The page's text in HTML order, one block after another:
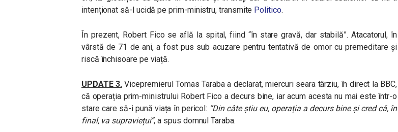
intenționat să-l ucidă pe prim-ministru, transmite Politico.
În prezent, Robert Fico se află la spital, fiind “în stare gravă, dar stabilă”. Atacatorul, în
vârstă de 71 de ani, a fost pus sub acuzare pentru tentativă de omor cu premeditare și
riscă închisoare pe viață.
UPDATE 3.Vicepremierul Tomas Taraba a declarat, miercuri seara târziu, în direct la BBC,
că operația prim-ministrului Robert Fico a decurs bine, iar acum acesta nu mai este într-o
stare care să-i pună viața în pericol: “Din câte știu eu, operația a decurs bine și cred că, în
final, va supraviețui”, a spus domnul Taraba.